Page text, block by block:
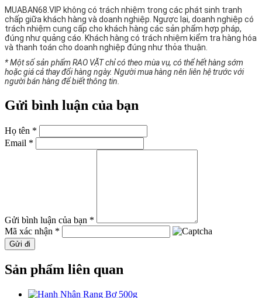
MUABAN68.VIP không có trách nhiệm trong các phát sinh tranh
chấp giữa khách hàng và doanh nghiệp. Ngược lại, doanh nghiệp có
trách nhiệm cung cấp cho khách hàng các sản phẩm hợp pháp,
đúng như quảng cáo. Khách hàng có trách nhiệm kiểm tra hàng hóa
và thanh toán cho doanh nghiệp đúng như thỏa thuận.
* Một số sản phẩm RAO VẶT chỉ có theo mùa vụ, có thể hết hàng sớm
hoặc giá cả thay đổi hàng ngày. Người mua hàng nên liên hệ trước với
người bán hàng để biết thông tin.
Gửi bình luận của bạn
Họ tên *
Email *
Gửi bình luận của bạn *
Mã xác nhận *
Gửi đi
Sản phẩm liên quan